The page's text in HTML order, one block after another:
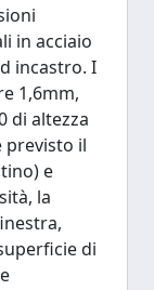
in acciaio
incastro. I
1,6mm,
di altezza
previsto il
e
la
di